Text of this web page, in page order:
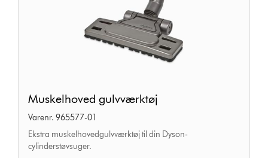
gulvværktøj
Muskelhoved gulvværktøj
Varenr. 965577-01
Ekstra muskelhovedgulvværktøj til din Dyson-
cylinderstøvsuger.